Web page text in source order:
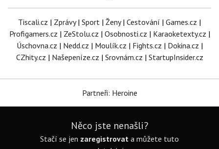
Tiscali.cz | Zprávy| Sport | Ženy| Cestování | Games.cz |
Profigamers.cz | ZeStolu.cz | Osobnosti.cz | Karaoketexty.cz |
Úschovna.cz | Nedd.cz | Moulík.cz | Fights.cz | Dokina.cz |
CZhity.cz | Našepeníze.cz | Srovnám.cz | StartupInsider.cz
Partneři: Heroine
Něco jste nenašli?
Stačí se jen zaregistrovat a můžete tuto